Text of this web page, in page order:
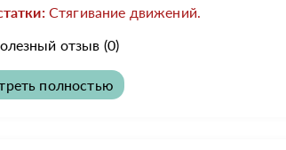
Стягивание движений.
отзыв (0)
полностью